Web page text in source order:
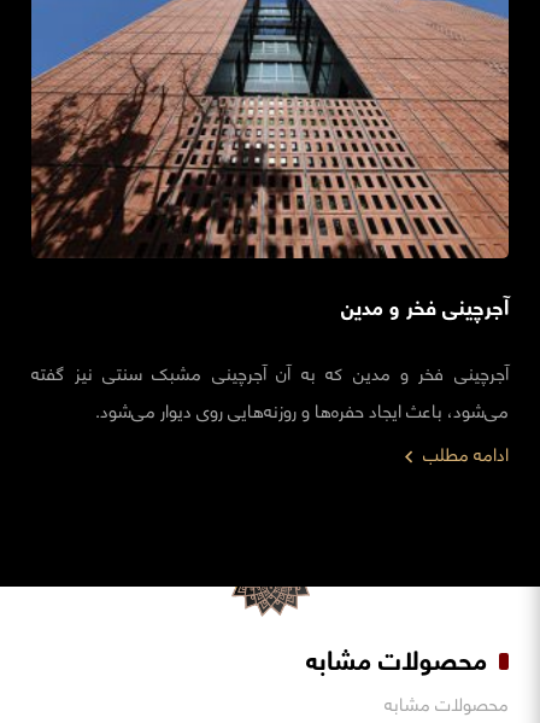
آجرچینی فخر و مدین
آجرچینی فخر و مدین که به آن آجرچینی مشبک سنتی نیز گفته
می‌شود، باعث ایجاد حفره‌ها و روزنه‌هایی روی دیوار می‌شود.
ادامه مطلب
محصولات مشابه
محصولات مشابه